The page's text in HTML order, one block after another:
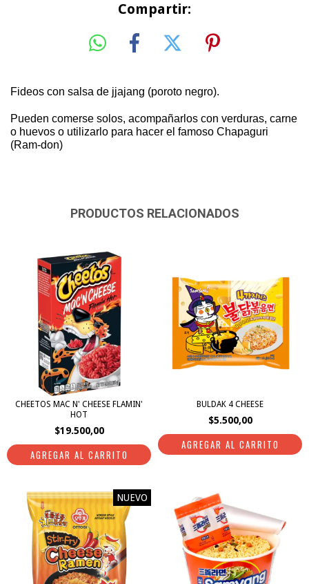
Compartir:
Fideos con salsa de jjajang (poroto negro).
Pueden comerse solos, acompañarlos con verduras, carne
o huevos o utilizarlo para hacer el famoso Chapaguri
(Ram-don)
PRODUCTOS RELACIONADOS
CHEETOS MAC N' CHEESE FLAMIN'
HOT
$19.500,00
BULDAK 4 CHEESE
$5.500,00
NUEVO